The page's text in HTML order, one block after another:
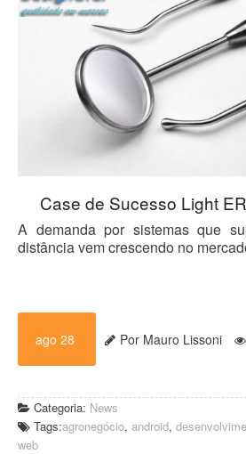
Case de Sucesso Light
A demanda por sistemas que
distância vem crescendo no
ago 28 Por Mauro Lissoni
Categoria: News
Tags:agronegócio, android,
web